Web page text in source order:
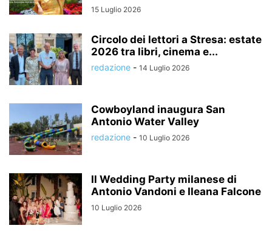
15 Luglio 2026
Circolo dei lettori a Stresa: estate
2026 tra libri, cinema e...
redazione - 14 Luglio 2026
Cowboyland inaugura San
Antonio Water Valley
redazione - 10 Luglio 2026
Il Wedding Party milanese di
Antonio Vandoni e Ileana Falcone
10 Luglio 2026